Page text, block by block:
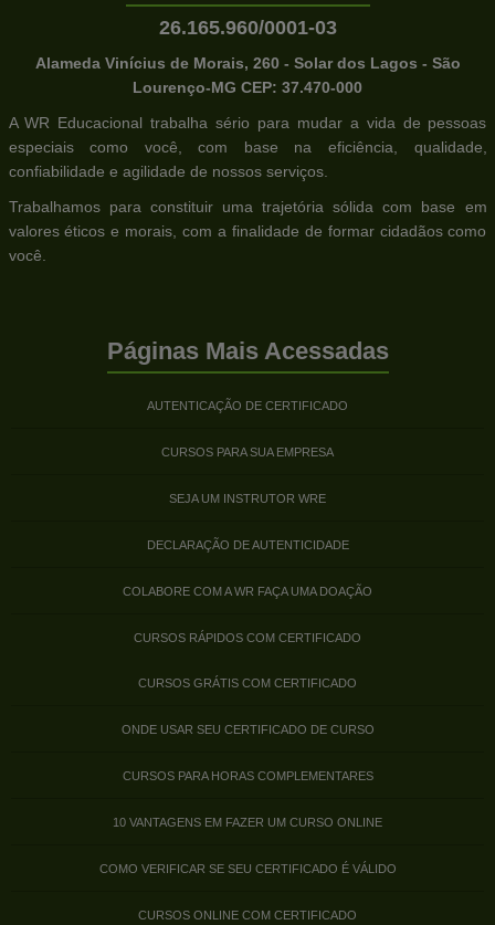
26.165.960/0001-03
Alameda Vinícius de Morais, 260 - Solar dos Lagos - São
Lourenço-MG CEP: 37.470-000
A WR Educacional trabalha sério para mudar a vida de pessoas
especiais como você, com base na eficiência, qualidade,
confiabilidade e agilidade de nossos serviços.
Trabalhamos para constituir uma trajetória sólida com base em
valores éticos e morais, com a finalidade de formar cidadãos como
você.
Páginas Mais Acessadas
AUTENTICAÇÃO DE CERTIFICADO
CURSOS PARA SUA EMPRESA
SEJA UM INSTRUTOR WRE
DECLARAÇÃO DE AUTENTICIDADE
COLABORE COM A WR FAÇA UMA DOAÇÃO
CURSOS RÁPIDOS COM CERTIFICADO
CURSOS GRÁTIS COM CERTIFICADO
ONDE USAR SEU CERTIFICADO DE CURSO
CURSOS PARA HORAS COMPLEMENTARES
10 VANTAGENS EM FAZER UM CURSO ONLINE
COMO VERIFICAR SE SEU CERTIFICADO É VÁLIDO
CURSOS ONLINE COM CERTIFICADO